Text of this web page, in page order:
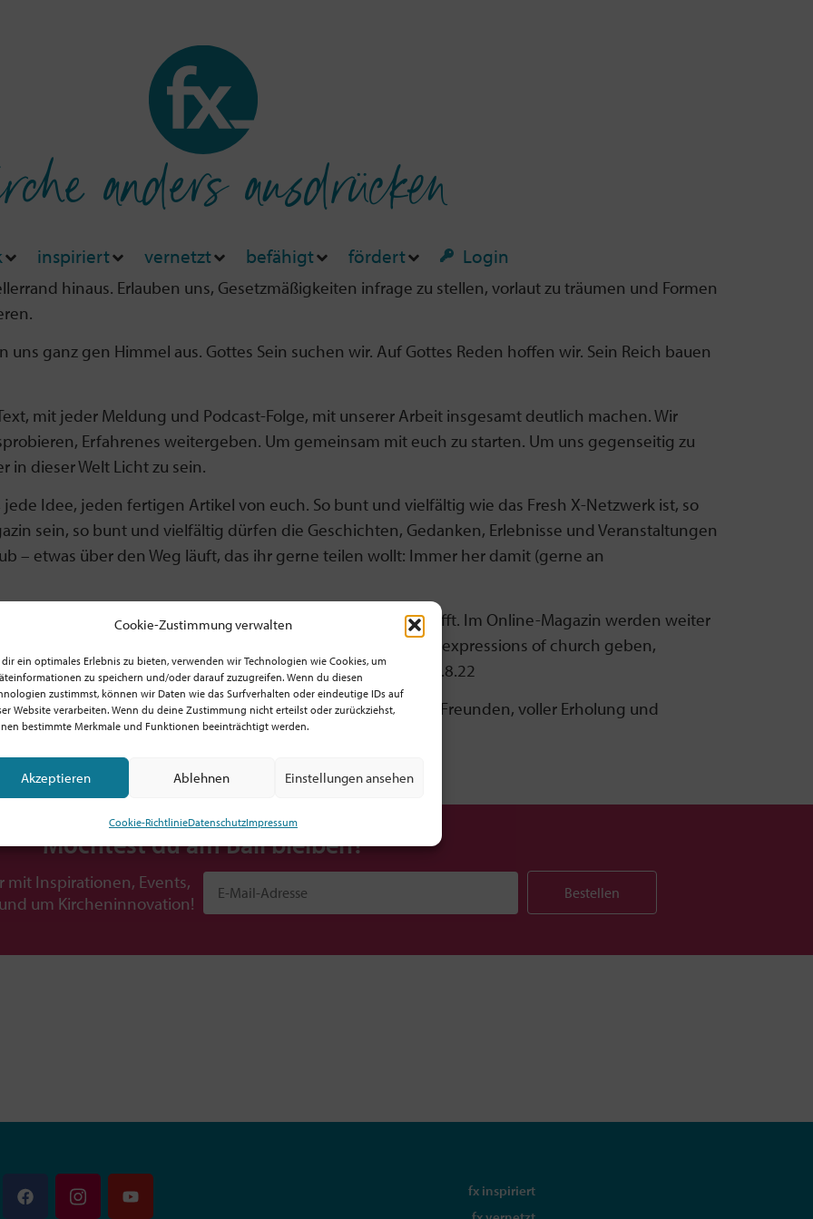
Cookie-Zustimmung verwalten
dir ein optimales Erlebnis zu bieten, verwenden wir Technologien wie Cookies, um
zu speichern und/oder darauf zuzugreifen. Wenn du diesen
zustimmst, können wir Daten wie das Surfverhalten oder eindeutige IDs auf
Website verarbeiten. Wenn du deine Zustimmung nicht erteilst oder zurückziehst,
bestimmte Merkmale und Funktionen beeinträchtigt werden.
Akzeptieren Ablehnen Einstellungen ansehen
Cookie-RichtlinieDatenschutzImpressum
anders ausdrücken
inspiriert vernetzt befähigt fördert Login
hinaus. Erlauben uns, Gesetzmäßigkeiten infrage zu stellen, vorlaut zu träumen und Formen
ganz gen Himmel aus. Gottes Sein suchen wir. Auf Gottes Reden hoffen wir. Sein Reich bauen
mit jeder Meldung und Podcast-Folge, mit unserer Arbeit insgesamt deutlich machen. Wir
Erfahrenes weitergeben. Um gemeinsam mit euch zu starten. Um uns gegenseitig zu
dieser Welt Licht zu sein.
Idee, jeden fertigen Artikel von euch. So bunt und vielfältig wie das Fresh X-Netzwerk ist, so
sein, so bunt und vielfältig dürfen die Geschichten, Gedanken, Erlebnisse und Veranstaltungen
– etwas über den Weg läuft, das ihr gerne teilen wollt: Immer her damit (gerne an
in die Sommerpause. Zumindest, was den Newsletter betrifft. Im Online-Magazin werden weiter
Einblick ins Netzwerk, die Haltung und die Arbeit der fresh expressions of church geben,
gibt’s die dann in der nächsten Newsletterausgabe am 15.8.22
Sommer voller Müßig- und Tiefgang, voller Freude und mit Freunden, voller Erholung und
Möchtest du am Ball bleiben?
Inspirationen, Events,
um Kircheninnovation!
Bestellen
fx inspiriert